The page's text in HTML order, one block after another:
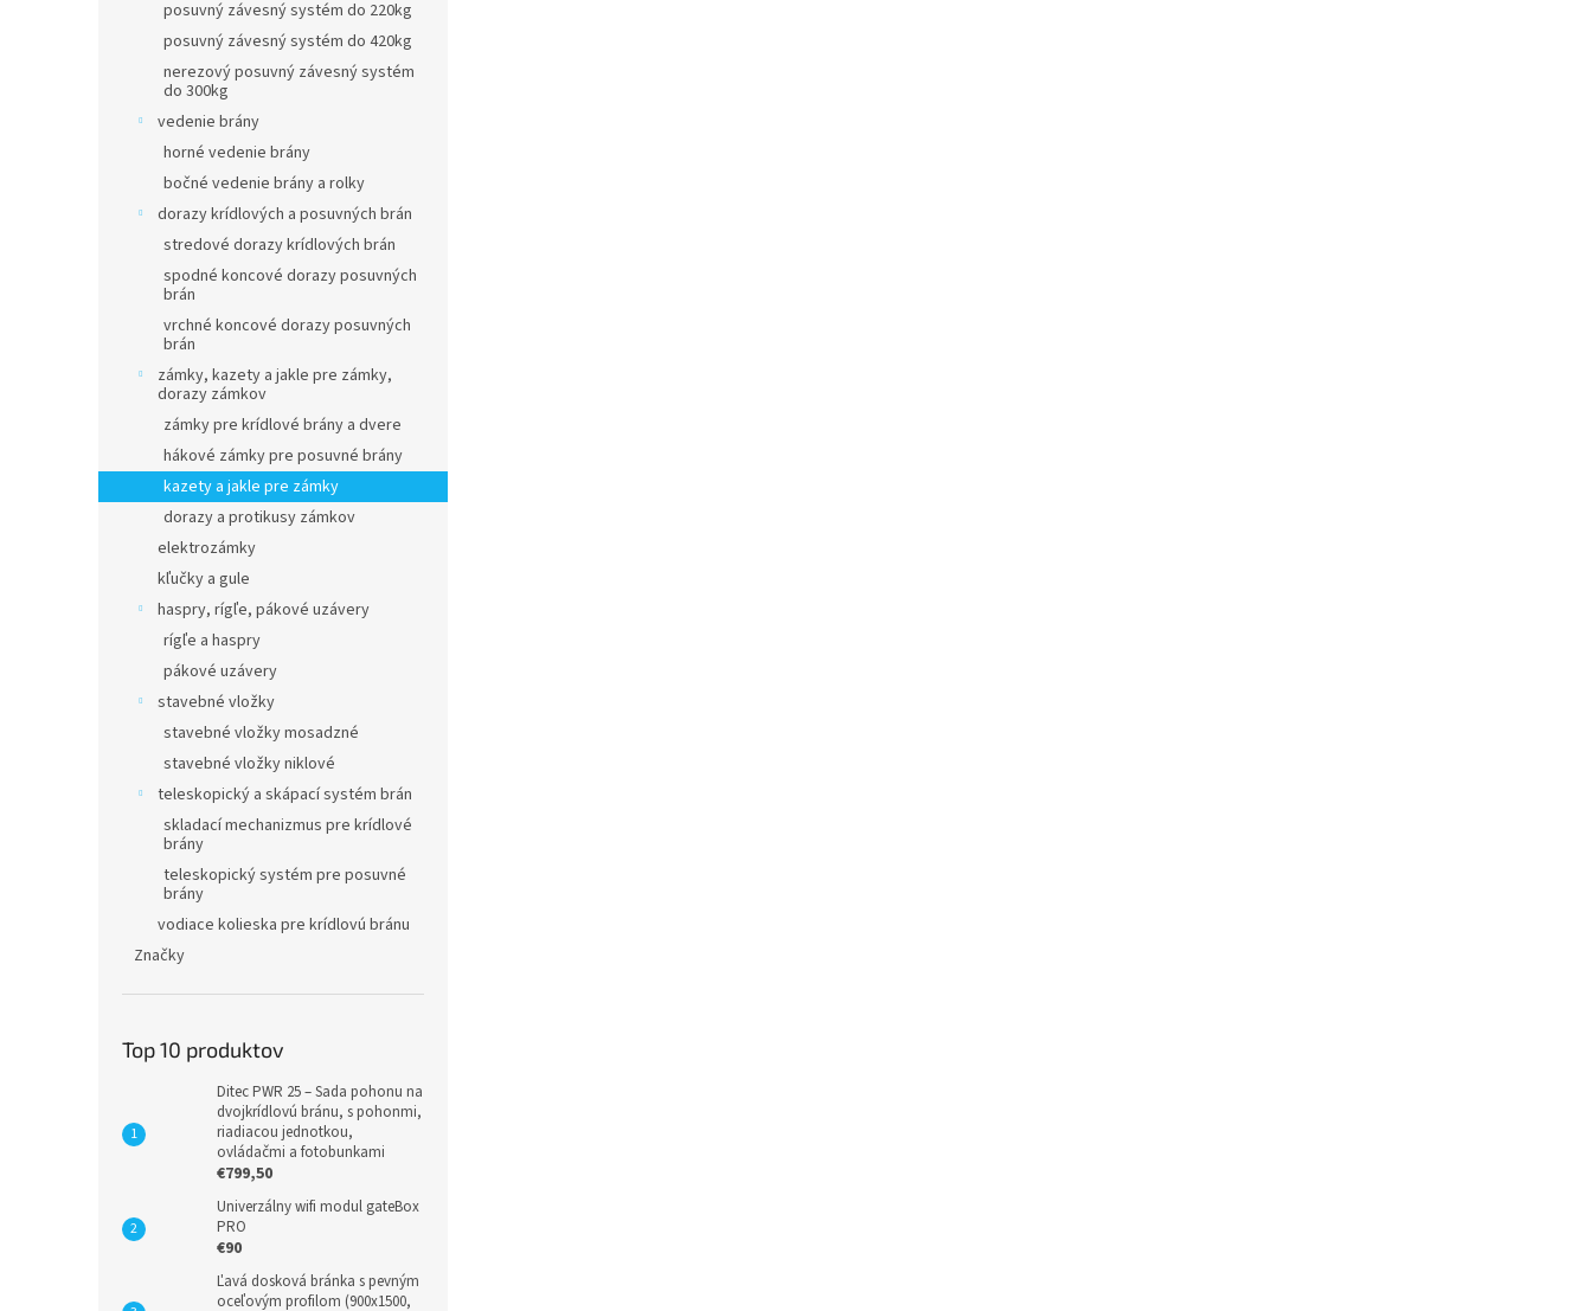
posuvný závesný systém do 220kg
posuvný závesný systém do 420kg
nerezový posuvný závesný systém
do 300kg
vedenie brány
horné vedenie brány
bočné vedenie brány a rolky
dorazy krídlových a posuvných brán
stredové dorazy krídlových brán
spodné koncové dorazy posuvných
brán
vrchné koncové dorazy posuvných
brán
zámky, kazety a jakle pre zámky,
dorazy zámkov
zámky pre krídlové brány a dvere
hákové zámky pre posuvné brány
kazety a jakle pre zámky
dorazy a protikusy zámkov
elektrozámky
kľučky a gule
haspry, rígľe, pákové uzávery
rígľe a haspry
pákové uzávery
stavebné vložky
stavebné vložky mosadzné
stavebné vložky niklové
teleskopický a skápací systém brán
skladací mechanizmus pre krídlové
brány
teleskopický systém pre posuvné
brány
vodiace kolieska pre krídlovú bránu
Značky
Top 10 produktov
Ditec PWR 25 – Sada pohonu na
dvojkrídlovú bránu, s pohonmi,
riadiacou jednotkou,
ovládačmi a fotobunkami
€799,50
Univerzálny wifi modul gateBox
PRO
€90
Ľavá dosková bránka s pevným
oceľovým profilom (900x1500,